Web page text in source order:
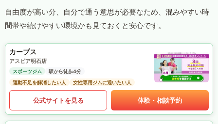
自由度が高い分、自分で通う意思が必要なため、混みやすい時
間帯や続けやすい環境かも見ておくと安心です。
カーブス
アスピア明石店
スポーツジム
駅から徒歩4分
運動不足を解消したい人
女性専用ジムに通いたい人
公式サイトを見る 体験・相談予約